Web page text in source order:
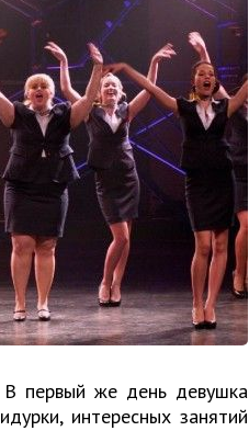
В первый же день девушка
интересных занятий